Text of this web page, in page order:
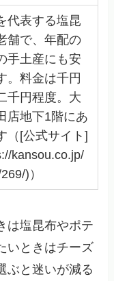
代表する塩昆
舗で、年配の
手土産にも安
。料金は千円
千円程度。大
店地下1階にあ
（[公式サイト]
kansou.co.jp/
)）
は塩昆布やポテ
いときはチーズ
ぶと迷いが減る